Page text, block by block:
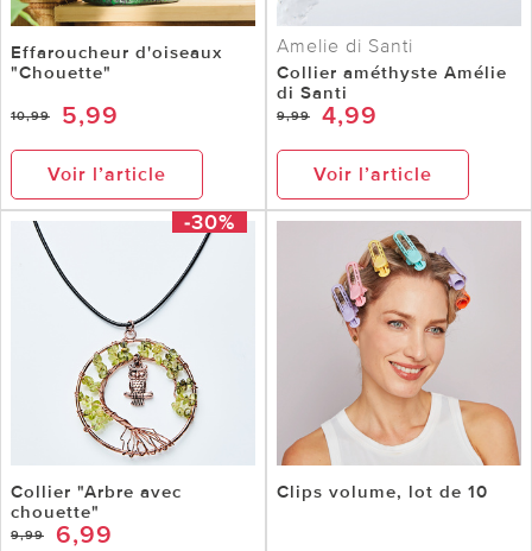
Effaroucheur d'oiseaux
"Chouette"
10,99 5,99
Voir l’article
Amelie di Santi
Collier améthyste Amélie
di Santi
9,99 4,99
Voir l’article
-30%
Collier "Arbre avec
chouette"
9,99 6,99
Clips volume, lot de 10